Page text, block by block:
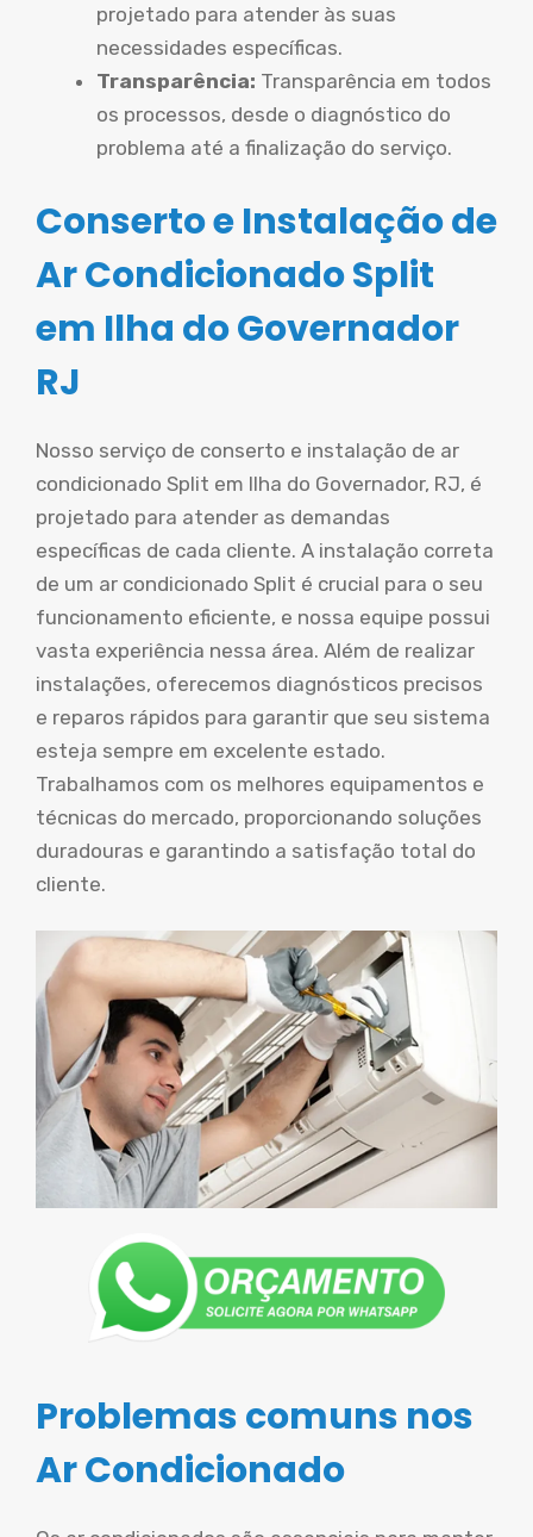
projetado para atender às suas
necessidades específicas.
Transparência: Transparência em todos
os processos, desde o diagnóstico do
problema até a finalização do serviço.
Conserto e Instalação de
Ar Condicionado Split
em Ilha do Governador
RJ
Nosso serviço de conserto e instalação de ar
condicionado Split em Ilha do Governador, RJ, é
projetado para atender as demandas
específicas de cada cliente. A instalação correta
de um ar condicionado Split é crucial para o seu
funcionamento eficiente, e nossa equipe possui
vasta experiência nessa área. Além de realizar
instalações, oferecemos diagnósticos precisos
e reparos rápidos para garantir que seu sistema
esteja sempre em excelente estado.
Trabalhamos com os melhores equipamentos e
técnicas do mercado, proporcionando soluções
duradouras e garantindo a satisfação total do
cliente.
Problemas comuns nos
Ar Condicionado